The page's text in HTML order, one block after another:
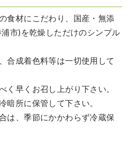
食材にこだわり、国産・無添
市)を乾燥しただけのシンプル
合成着色料等は一切使用して
く早くお召し上がり下さい。
暗所に保管して下さい。
は、季節にかかわらず冷蔵保